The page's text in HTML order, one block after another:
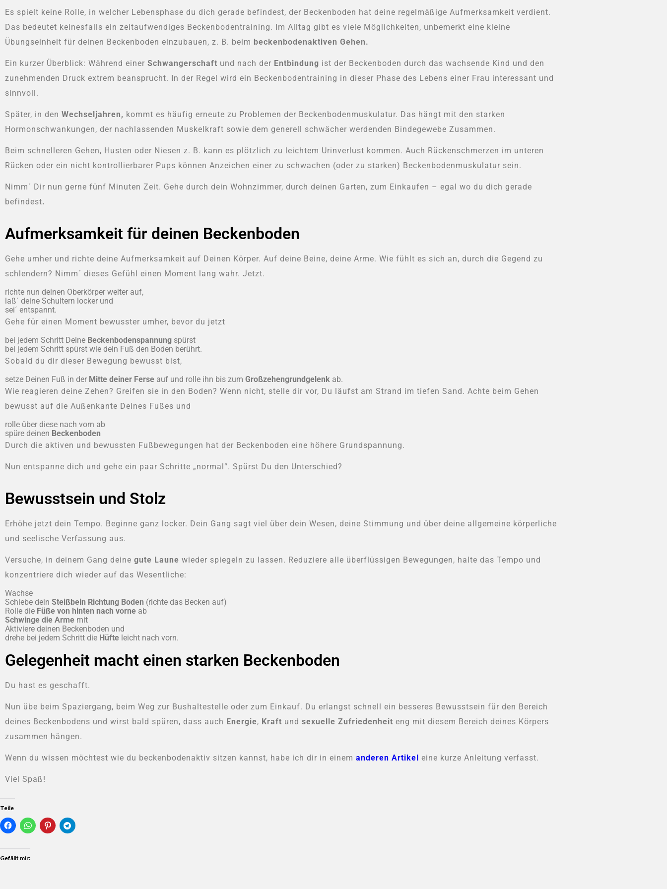
Es spielt keine Rolle, in welcher Lebensphase du dich gerade befindest, der Beckenboden hat deine regelmäßige Aufmerksamkeit verdient.
Das bedeutet keinesfalls ein zeitaufwendiges Beckenbodentraining. Im Alltag gibt es viele Möglichkeiten, unbemerkt eine kleine
Übungseinheit für deinen Beckenboden einzubauen, z. B. beim beckenbodenaktiven Gehen.
Ein kurzer Überblick: Während einer Schwangerschaft und nach der Entbindung ist der Beckenboden durch das wachsende Kind und den
zunehmenden Druck extrem beansprucht. In der Regel wird ein Beckenbodentraining in dieser Phase des Lebens einer Frau interessant und
sinnvoll.
Später, in den Wechseljahren, kommt es häufig erneute zu Problemen der Beckenbodenmuskulatur. Das hängt mit den starken
Hormonschwankungen, der nachlassenden Muskelkraft sowie dem generell schwächer werdenden Bindegewebe Zusammen.
Beim schnelleren Gehen, Husten oder Niesen z. B. kann es plötzlich zu leichtem Urinverlust kommen. Auch Rückenschmerzen im unteren
Rücken oder ein nicht kontrollierbarer Pups können Anzeichen einer zu schwachen (oder zu starken) Beckenbodenmuskulatur sein.
Nimm´ Dir nun gerne fünf Minuten Zeit. Gehe durch dein Wohnzimmer, durch deinen Garten, zum Einkaufen – egal wo du dich gerade
befindest.
Aufmerksamkeit für deinen Beckenboden
Gehe umher und richte deine Aufmerksamkeit auf Deinen Körper. Auf deine Beine, deine Arme. Wie fühlt es sich an, durch die Gegend zu
schlendern? Nimm´ dieses Gefühl einen Moment lang wahr. Jetzt.
richte nun deinen Oberkörper weiter auf,
laß´ deine Schultern locker und
sei´ entspannt.
Gehe für einen Moment bewusster umher, bevor du jetzt
bei jedem Schritt Deine Beckenbodenspannung spürst
bei jedem Schritt spürst wie dein Fuß den Boden berührt.
Sobald du dir dieser Bewegung bewusst bist,
setze Deinen Fuß in der Mitte deiner Ferse auf und rolle ihn bis zum Großzehengrundgelenk ab.
Wie reagieren deine Zehen? Greifen sie in den Boden? Wenn nicht, stelle dir vor, Du läufst am Strand im tiefen Sand. Achte beim Gehen
bewusst auf die Außenkante Deines Fußes und
rolle über diese nach vorn ab
spüre deinen Beckenboden
Durch die aktiven und bewussten Fußbewegungen hat der Beckenboden eine höhere Grundspannung.
Nun entspanne dich und gehe ein paar Schritte „normal“. Spürst Du den Unterschied?
Bewusstsein und Stolz
Erhöhe jetzt dein Tempo. Beginne ganz locker. Dein Gang sagt viel über dein Wesen, deine Stimmung und über deine allgemeine körperliche
und seelische Verfassung aus.
Versuche, in deinem Gang deine gute Laune wieder spiegeln zu lassen. Reduziere alle überflüssigen Bewegungen, halte das Tempo und
konzentriere dich wieder auf das Wesentliche:
Wachse
Schiebe dein Steißbein Richtung Boden (richte das Becken auf)
Rolle die Füße von hinten nach vorne ab
Schwinge die Arme mit
Aktiviere deinen Beckenboden und
drehe bei jedem Schritt die Hüfte leicht nach vorn.
Gelegenheit macht einen starken Beckenboden
Du hast es geschafft.
Nun übe beim Spaziergang, beim Weg zur Bushaltestelle oder zum Einkauf. Du erlangst schnell ein besseres Bewusstsein für den Bereich
deines Beckenbodens und wirst bald spüren, dass auch Energie, Kraft und sexuelle Zufriedenheit eng mit diesem Bereich deines Körpers
zusammen hängen.
Wenn du wissen möchtest wie du beckenbodenaktiv sitzen kannst, habe ich dir in einem anderen Artikel eine kurze Anleitung verfasst.
Viel Spaß!
Teile
Gefällt mir: